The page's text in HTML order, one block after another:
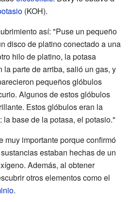
(KOH).
así: "Puse un pequeño
disco de platino conectado a una
hilo de platino, la potasa
la parte de arriba, salió un gas, y
pequeños glóbulos
Algunos de estos glóbulos
Estos glóbulos eran la
base de la potasa, el potasio."
muy importante porque confirmó
estaban hechas de un
Además, al obtener
otros elementos como el
.